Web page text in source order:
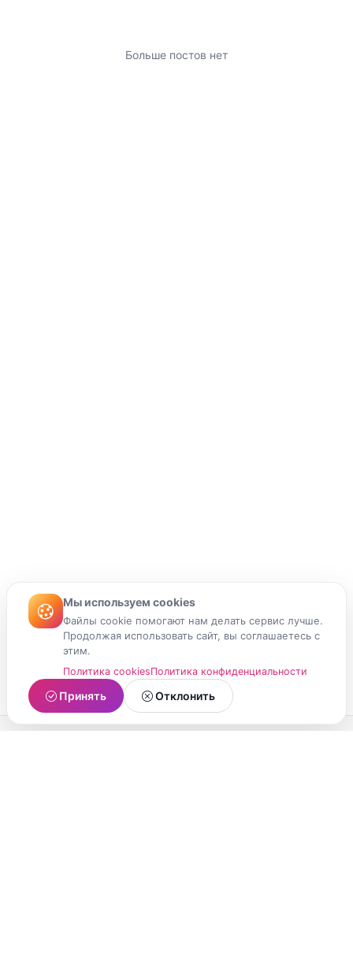
Больше постов нет
Мы используем cookies
Файлы cookie помогают нам делать сервис лучше.
Продолжая использовать сайт, вы соглашаетесь с
этим.
Политика cookiesПолитика конфиденциальности
Принять Отклонить